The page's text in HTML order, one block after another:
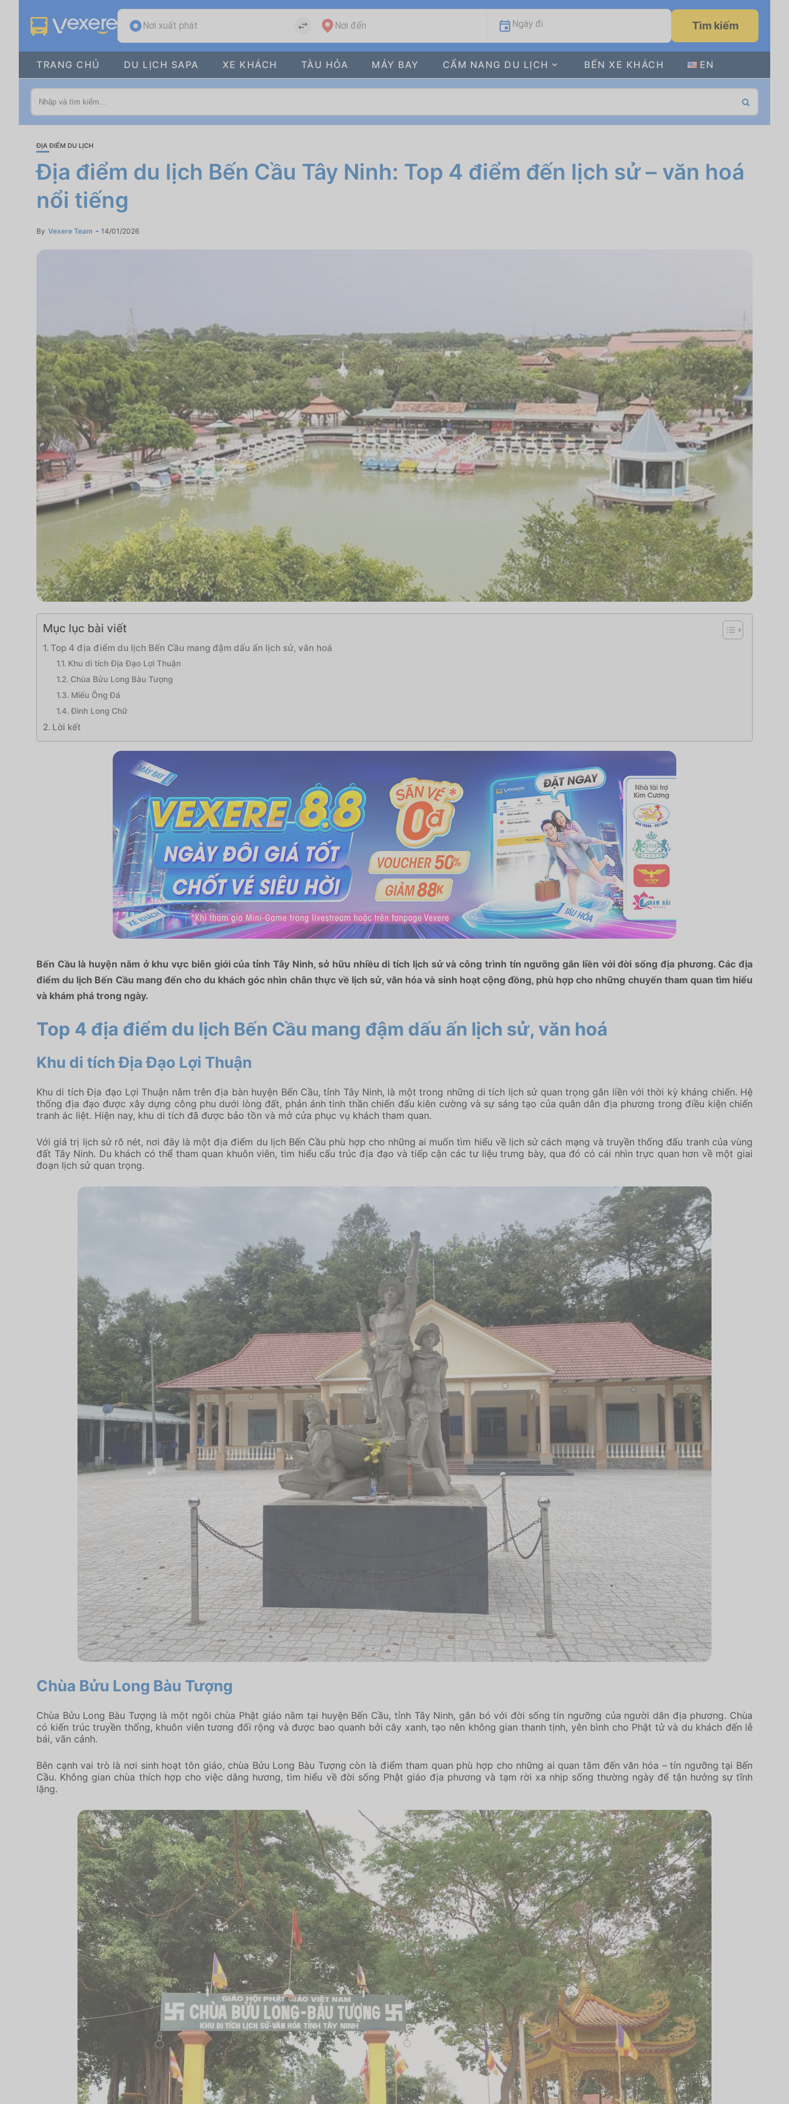
Nơi xuất phát Nơi đến Ngày đi Tìm kiếm
TRANG CHỦ DU LỊCH SAPA XE KHÁCH TÀU HỎA MÁY BAY CẨM NANG DU LỊCH BẾN XE KHÁCH EN
ĐỊA ĐIỂM DU LỊCH
Địa điểm du lịch Bến Cầu Tây Ninh: Top 4 điểm đến lịch sử – văn hoá
nổi tiếng
By Vexere Team 14/01/2026
Mục lục bài viết
Top 4 địa điểm du lịch Bến Cầu mang đậm dấu ấn lịch sử, văn hoá
Khu di tích Địa Đạo Lợi Thuận
Chùa Bửu Long Bàu Tượng
Miếu Ông Đá
Đình Long Chữ
Lời kết
Bến Cầu là huyện nằm ở khu vực biên giới của tỉnh Tây Ninh, sở hữu nhiều di tích lịch sử và công trình tín ngưỡng gắn liền với đời sống địa phương. Các địa
điểm du lịch Bến Cầu mang đến cho du khách góc nhìn chân thực về lịch sử, văn hóa và sinh hoạt cộng đồng, phù hợp cho những chuyến tham quan tìm hiểu
và khám phá trong ngày.
Top 4 địa điểm du lịch Bến Cầu mang đậm dấu ấn lịch sử, văn hoá
Khu di tích Địa Đạo Lợi Thuận
Khu di tích Địa đạo Lợi Thuận nằm trên địa bàn huyện Bến Cầu, tỉnh Tây Ninh, là một trong những di tích lịch sử quan trọng gắn liền với thời kỳ kháng chiến. Hệ
thống địa đạo được xây dựng công phu dưới lòng đất, phản ánh tinh thần chiến đấu kiên cường và sự sáng tạo của quân dân địa phương trong điều kiện chiến
tranh ác liệt. Hiện nay, khu di tích đã được bảo tồn và mở cửa phục vụ khách tham quan.
Với giá trị lịch sử rõ nét, nơi đây là một địa điểm du lịch Bến Cầu phù hợp cho những ai muốn tìm hiểu về lịch sử cách mạng và truyền thống đấu tranh của vùng
đất Tây Ninh. Du khách có thể tham quan khuôn viên, tìm hiểu cấu trúc địa đạo và tiếp cận các tư liệu trưng bày, qua đó có cái nhìn trực quan hơn về một giai
đoạn lịch sử quan trọng.
Chùa Bửu Long Bàu Tượng
Chùa Bửu Long Bàu Tượng là một ngôi chùa Phật giáo nằm tại huyện Bến Cầu, tỉnh Tây Ninh, gắn bó với đời sống tín ngưỡng của người dân địa phương. Chùa
có kiến trúc truyền thống, khuôn viên tương đối rộng và được bao quanh bởi cây xanh, tạo nên không gian thanh tịnh, yên bình cho Phật tử và du khách đến lễ
bái, vãn cảnh.
Bên cạnh vai trò là nơi sinh hoạt tôn giáo, chùa Bửu Long Bàu Tượng còn là điểm tham quan phù hợp cho những ai quan tâm đến văn hóa – tín ngưỡng tại Bến
Cầu. Không gian chùa thích hợp cho việc dâng hương, tìm hiểu về đời sống Phật giáo địa phương và tạm rời xa nhịp sống thường ngày để tận hưởng sự tĩnh
lặng.